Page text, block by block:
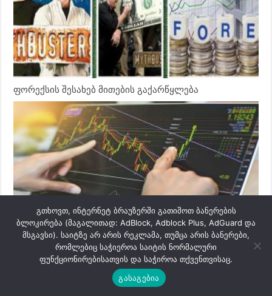
ფორექსის შესახებ მითების გაქარწყლება
ტრენდის თანხვედრილი მიმართულებით ვაჭრობა
გთხოვთ, ინტერნეტ ბრაუზერში გათიშოთ ბანერების
ბლოკირება (მაგალითად: AdBlock, Adblock Plus, AdGuard და
მსგავსი). საიტზე არ არის რეკლამა, თუმცა არის ბანერები,
რომლებიც საჭიეროა საიტის ნორმალური
ფუნქციონირებისათვის და საჭიროა თქვენთვისაც.
გასაგებია